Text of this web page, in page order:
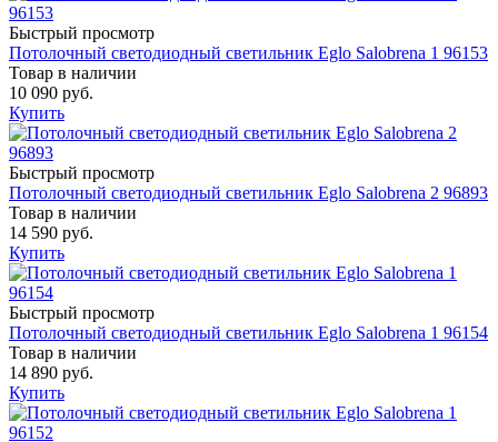
Быстрый просмотр
Потолочный светодиодный светильник Eglo Salobrena 1 96153
Товар в наличии
10 090 руб.
Купить
Быстрый просмотр
Потолочный светодиодный светильник Eglo Salobrena 2 96893
Товар в наличии
14 590 руб.
Купить
Быстрый просмотр
Потолочный светодиодный светильник Eglo Salobrena 1 96154
Товар в наличии
14 890 руб.
Купить